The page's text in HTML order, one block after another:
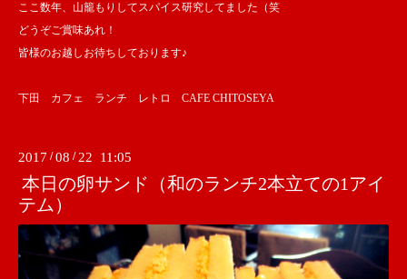
ここ数年、山籠もりしてスパイス研究してました（笑
どうぞご賞味あれ！
皆様のお越しお待ちしております♪
下田 カフェ ランチ レトロ CAFE CHITOSEYA
2017 /08 /22 11:05
本日の卵サンド（和のランチ2本立ての1アイ
テム）